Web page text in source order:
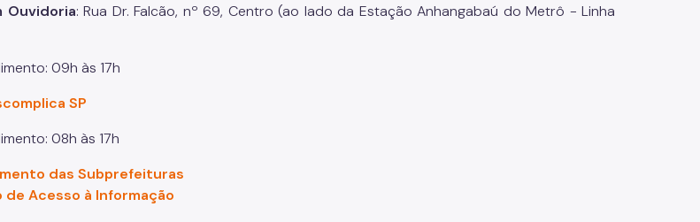
Ouvidoria: Rua Dr. Falcão, nº 69, Centro (ao lado da Estação Anhangabaú do Metrô - Linha
09h às 17h
SP
08h às 17h
das Subprefeituras
de Acesso à Informação